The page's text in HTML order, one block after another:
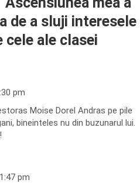
de a sluji interesele
cele ale clasei
pm
Moise Dorel Andras pe pile
bineinteles nu din buzunarul lui.
pm